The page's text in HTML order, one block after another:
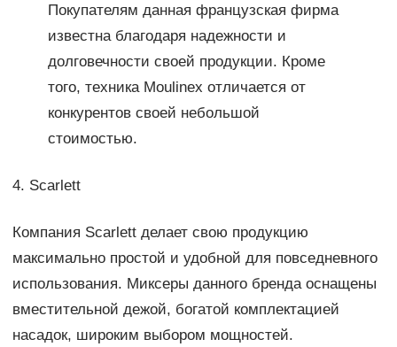
Покупателям данная французская фирма
известна благодаря надежности и
долговечности своей продукции. Кроме
того, техника Moulinex отличается от
конкурентов своей небольшой
стоимостью.
4. Scarlett
Компания Scarlett делает свою продукцию
максимально простой и удобной для повседневного
использования. Миксеры данного бренда оснащены
вместительной дежой, богатой комплектацией
насадок, широким выбором мощностей.